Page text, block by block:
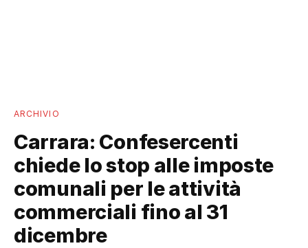
ARCHIVIO
Carrara: Confesercenti
chiede lo stop alle imposte
comunali per le attività
commerciali fino al 31
dicembre